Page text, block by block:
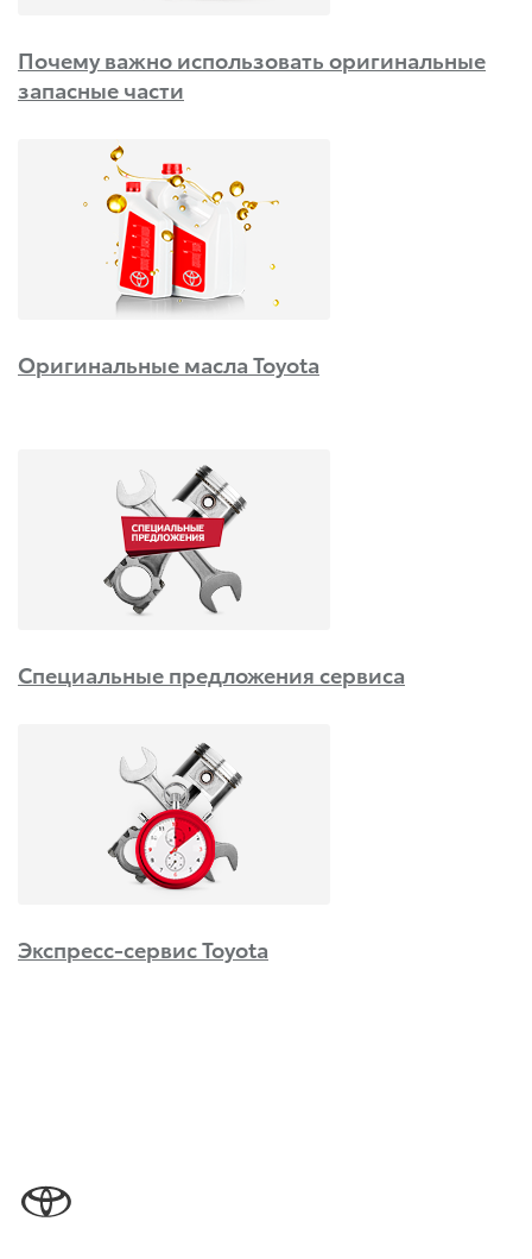
Почему важно использовать оригинальные
запасные части
Оригинальные масла Toyota
Специальные предложения сервиса
Экспресс-сервис Toyota